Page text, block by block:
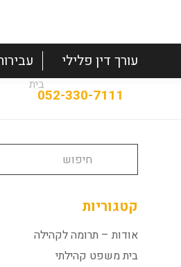
עורך דין פלילי
בית
קטגוריות
אודות – תרומה לקהילה
בית משפט קהילתי